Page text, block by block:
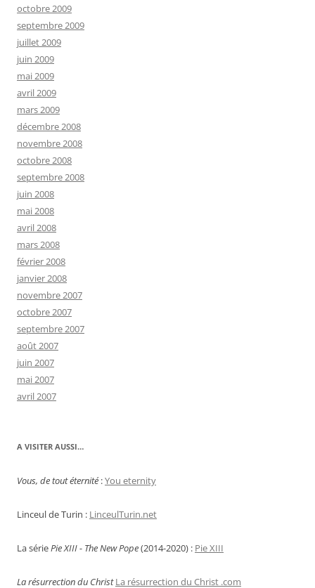
octobre 2009
septembre 2009
juillet 2009
juin 2009
mai 2009
avril 2009
mars 2009
décembre 2008
novembre 2008
octobre 2008
septembre 2008
juin 2008
mai 2008
avril 2008
mars 2008
février 2008
janvier 2008
novembre 2007
octobre 2007
septembre 2007
août 2007
juin 2007
mai 2007
avril 2007
A VISITER AUSSI…
Vous, de tout éternité :You eternity
Linceul de Turin : LinceulTurin.net
La sériePie XIII - The New Pope(2014-2020) : Pie XIII
La résurrection du Christ La résurrection du Christ .com